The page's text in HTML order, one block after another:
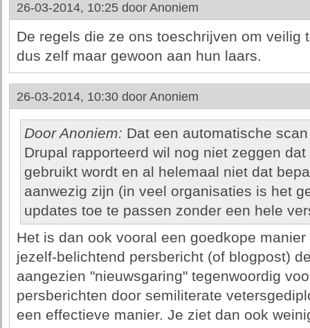
26-03-2014, 10:25 door Anoniem
De regels die ze ons toeschrijven om veilig
dus zelf maar gewoon aan hun laars.
26-03-2014, 10:30 door Anoniem
Door Anoniem: Dat een automatische
Drupal rapporteerd wil nog niet zeggen
gebruikt wordt en al helemaal niet dat
aanwezig zijn (in veel organisaties is het
updates toe te passen zonder een hele
Het is dan ook vooral een goedkope
jezelf-belichtend persbericht (of blogpost)
aangezien "nieuwsgaring" tegenwoordig
persberichten door semiliterate
een effectieve manier. Je ziet dan ook